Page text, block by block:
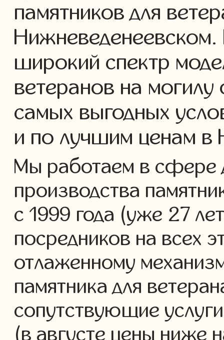
памятников для
широкий спектр
ветеранов на
самых выгодных
и по лучшим ценам в
Мы работаем в сфере
производства
с 1999 года (уже 27
посредников на всех
отлаженному
памятника для
сопутствующие
(в августе цены ниже